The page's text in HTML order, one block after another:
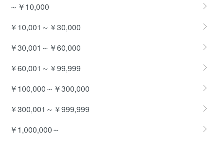
グループ一覧
～￥10,000
￥10,001～￥30,000
￥30,001～￥60,000
￥60,001～￥99,999
￥100,000～￥300,000
￥300,001～￥999,999
￥1,000,000～